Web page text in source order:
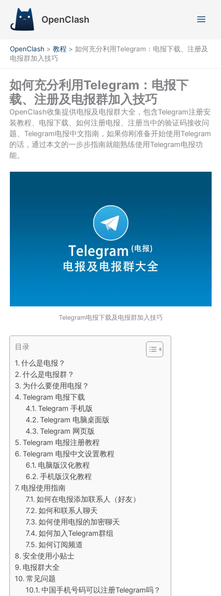
OpenClash
OpenClash > 教程 > 如何充分利用Telegram：电报下载、注册及
电报群加入技巧
如何充分利用Telegram：电报下
载、注册及电报群加入技巧
OpenClash收集提供电报及电报群大全，包含Telegram注册安
装教程、电报下载、如何注册电报、注册当中的验证码接收问
题、Telegram电报中文指南，如果你刚准备开始使用Telegram
的话，通过本文的一步步指南就能熟练使用Telegram电报功
能。
Telegram电报下载及电报群加入技巧
目录
什么是电报？
什么是电报群？
为什么要使用电报？
Telegram 电报下载
Telegram 手机版
Telegram 电脑桌面版
Telegram 网页版
Telegram 电报注册教程
Telegram 电报中文设置教程
电脑版汉化教程
手机版汉化教程
电报使用指南
如何在电报添加联系人（好友）
如何和联系人聊天
如何使用电报的加密聊天
如何加入Telegram群组
如何订阅频道
安全使用小贴士
电报群大全
常见问题
中国手机号码可以注册Telegram吗？